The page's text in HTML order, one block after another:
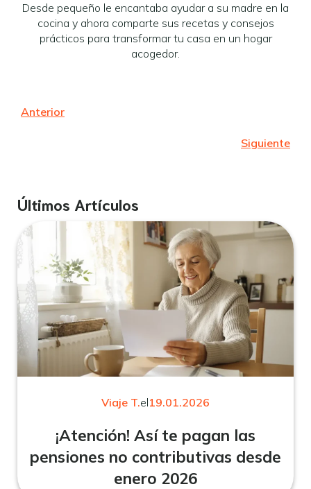
Desde pequeño le encantaba ayudar a su madre en la
cocina y ahora comparte sus recetas y consejos
prácticos para transformar tu casa en un hogar
acogedor.
Anterior
Siguiente
Últimos Artículos
Viaje T.el19.01.2026
¡Atención! Así te pagan las
pensiones no contributivas desde
enero 2026